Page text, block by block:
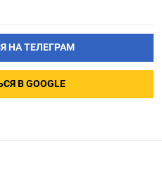
НА ТЕЛЕГРАМ
В GOOGLE